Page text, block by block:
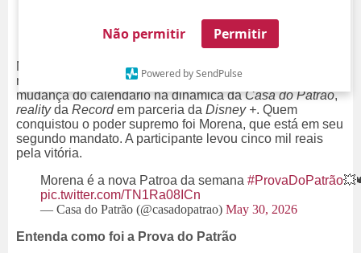
Não permitir Permitir
Powered by SendPulse
Mandachuva na área! A Prova do Patrão aconteceu na
noite desta sexta-feira, 29, pela primeira vez desde a
mudança do calendário na dinâmica daCasa do Patrão,
realityda Recordem parceria da Disney +. Quem
conquistou o poder supremo foi Morena, que está em seu
segundo mandato. A participante levou cinco mil reais
pela vitória.
Morena é a nova Patroa da semana #ProvaDoPatrão
pic.twitter.com/TN1Ra08ICn
— Casa do Patrão (@casadopatrao) May 30, 2026
Entenda como foi a Prova do Patrão